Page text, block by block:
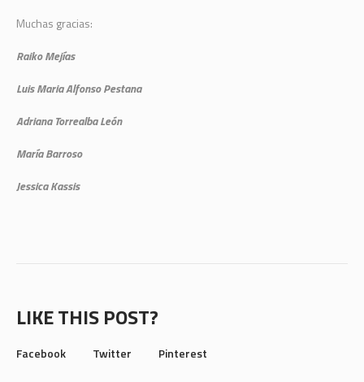
Muchas gracias:
Raiko Mejías
Luis Maria Alfonso Pestana
Adriana Torrealba León
María Barroso
Jessica Kassis
LIKE THIS POST?
Facebook Twitter Pinterest